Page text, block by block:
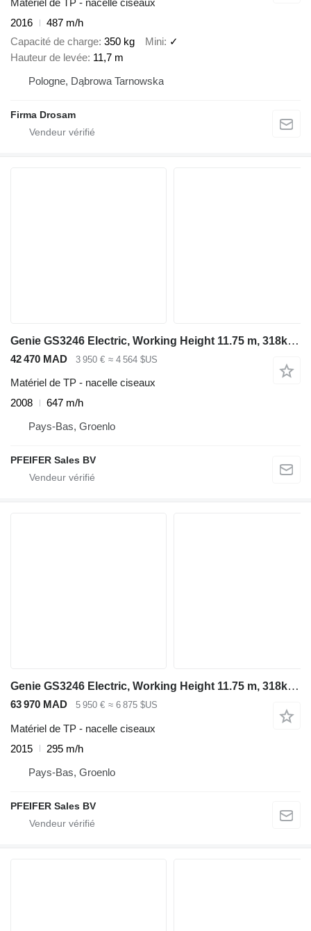
Matériel de TP - nacelle ciseaux
2016
487 m/h
Capacité de charge 350 kg Mini ✓
Hauteur de levée 11,7 m
Pologne, Dąbrowa Tarnowska
Firma Drosam
Genie GS3246 Electric, Working Height 11.75 m, 318kg Cap
42 470 MAD 3 950 € ≈ 4 564 $US
Matériel de TP - nacelle ciseaux
2008
647 m/h
Pays-Bas, Groenlo
PFEIFER Sales BV
Genie GS3246 Electric, Working Height 11.75 m, 318kg Cap
63 970 MAD 5 950 € ≈ 6 875 $US
Matériel de TP - nacelle ciseaux
2015
295 m/h
Pays-Bas, Groenlo
PFEIFER Sales BV